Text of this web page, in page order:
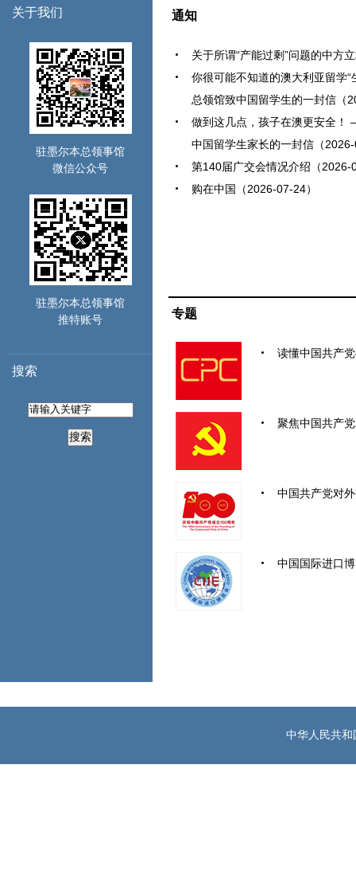
关于我们
驻墨尔本总领事馆
微信公众号
驻墨尔本总领事馆
推特账号
搜索
搜索
通知
关于所谓“产能过剩”问题的中方
你很可能不知道的澳大利亚留学
总领馆致中国留学生的一封信（
做到这几点，孩子在澳更安全
中国留学生家长的一封信（
第140届广交会情况介绍（2026-
购在中国（2026-07-24）
专题
读懂中国共产
聚焦中国共产
中国共产党对
中国国际进口
中华人民共